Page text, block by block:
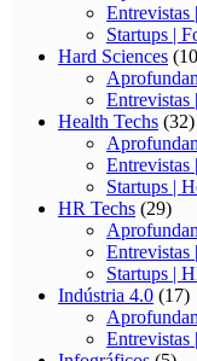
Entrevistas
Startups |
Hard Sciences
Entrevistas
Health Techs (32)
Entrevistas
Startups |
HR Techs (29)
Entrevistas
Startups |
Indústria 4.0 (17)
Entrevistas